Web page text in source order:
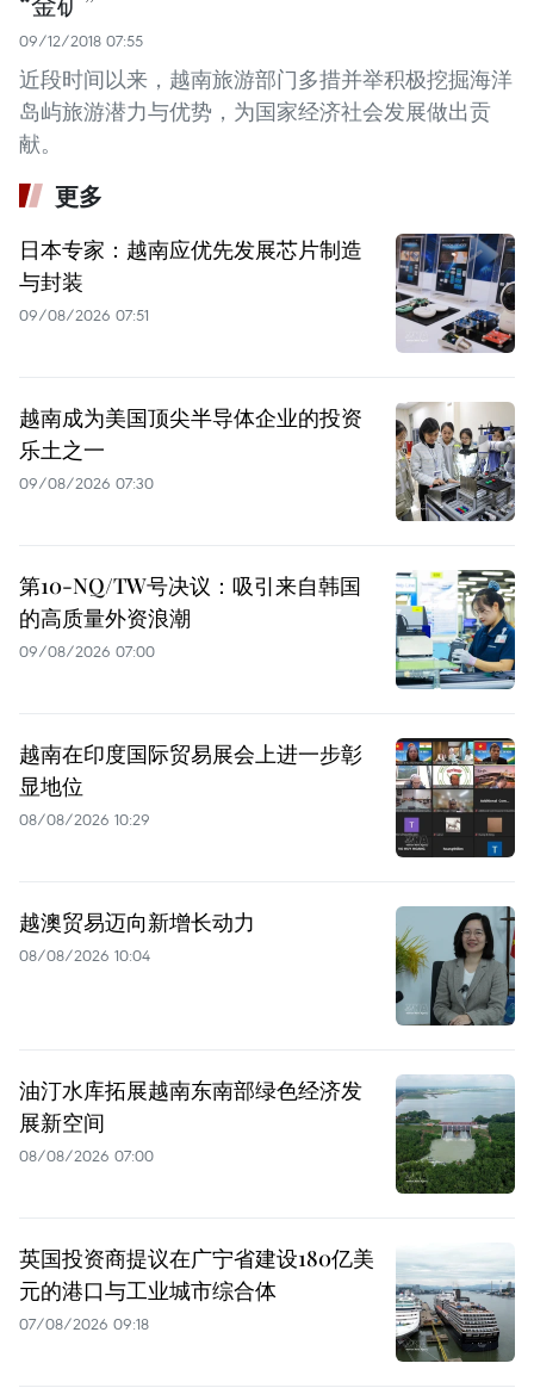
09/12/2018 07:55
近段时间以来，越南旅游部门多措并举积极挖掘海洋
岛屿旅游潜力与优势，为国家经济社会发展做出贡
献。
更多
日本专家：越南应优先发展芯片制造
与封装
09/08/2026 07:51
越南成为美国顶尖半导体企业的投资
乐土之一
09/08/2026 07:30
第10-NQ/TW号决议：吸引来自韩国
的高质量外资浪潮
09/08/2026 07:00
越南在印度国际贸易展会上进一步彰
显地位
08/08/2026 10:29
越澳贸易迈向新增长动力
08/08/2026 10:04
油汀水库拓展越南东南部绿色经济发
展新空间
08/08/2026 07:00
英国投资商提议在广宁省建设180亿美
元的港口与工业城市综合体
07/08/2026 09:18